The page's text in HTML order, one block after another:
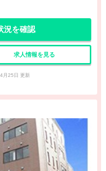
況を確認
求人情報を見る
月25日 更新